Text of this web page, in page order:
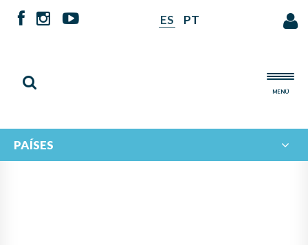
ES PT
MENÚ
PAÍSES